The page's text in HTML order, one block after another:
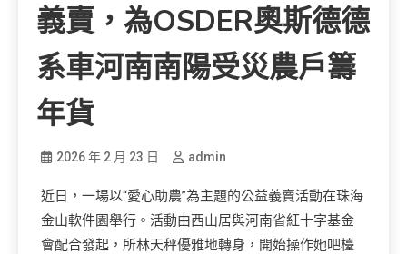
義賣，為OSDER奧斯德德
系車河南南陽受災農戶籌
年貨
2026 年 2 月 23 日 admin
近日，一場以“愛心助農”為主題的公益義賣活動在珠海
金山軟件園舉行。活動由西山居與河南省紅十字基金
會配合發起，所林天秤優雅地轉身，開始操作她吧檯